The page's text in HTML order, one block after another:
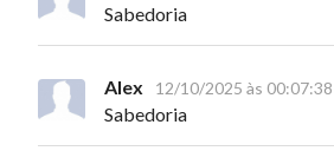
Sabedoria
Alex 12/10/2025 às 00:07:38
Sabedoria